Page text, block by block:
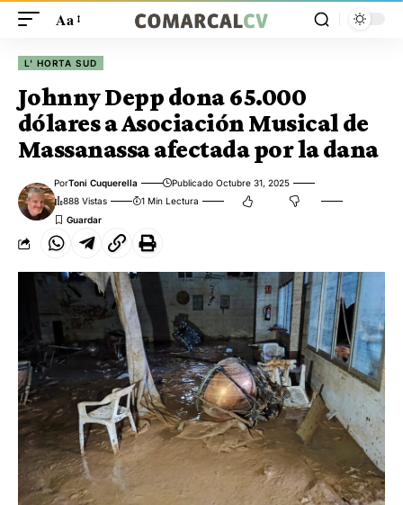
Aa
L' HORTA SUD
Johnny Depp dona 65.000
dólares a Asociación Musical de
Massanassa afectada por la dana
PorToni Cuquerella
Publicado Octubre 31, 2025
888 Vistas
1 Min Lectura